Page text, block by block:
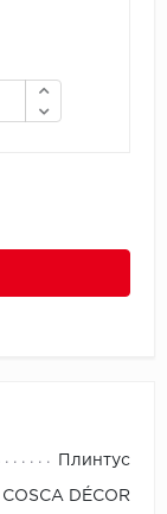
Forbo Allura Click
IVC Group
Krono Xonic
Плинтус
COSCA DÉCOR